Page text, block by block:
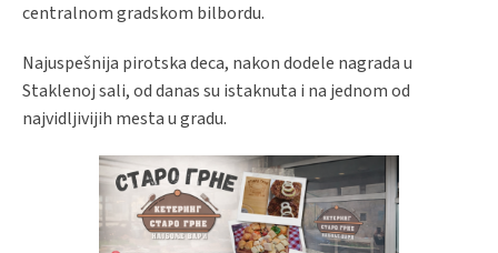
centralnom gradskom bilbordu.
Najuspešnija pirotska deca, nakon dodele nagrada u
Staklenoj sali, od danas su istaknuta i na jednom od
najvidljivijih mesta u gradu.